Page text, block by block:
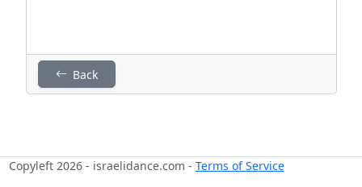
Back
Copyleft 2026 - israelidance.com - Terms of Service